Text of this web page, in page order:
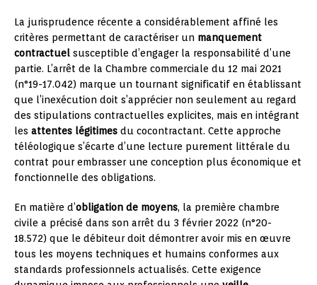
La jurisprudence récente a considérablement affiné les
critères permettant de caractériser un manquement
contractuel susceptible d’engager la responsabilité d’une
partie. L’arrêt de la Chambre commerciale du 12 mai 2021
(n°19-17.042) marque un tournant significatif en établissant
que l’inexécution doit s’apprécier non seulement au regard
des stipulations contractuelles explicites, mais en intégrant
les attentes légitimes du cocontractant. Cette approche
téléologique s’écarte d’une lecture purement littérale du
contrat pour embrasser une conception plus économique et
fonctionnelle des obligations.
En matière d’obligation de moyens, la première chambre
civile a précisé dans son arrêt du 3 février 2022 (n°20-
18.572) que le débiteur doit démontrer avoir mis en œuvre
tous les moyens techniques et humains conformes aux
standards professionnels actualisés. Cette exigence